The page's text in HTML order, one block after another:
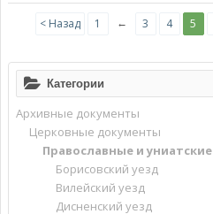
Категории
Архивные документы
Церковные документы
Православные и униатские
Борисовский уезд
Вилейский уезд
Дисненский уезд
< Назад 1 ← 3 4 5